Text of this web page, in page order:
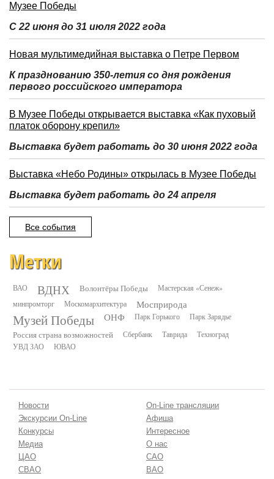
Музее Победы
С 22 июня до 31 июля 2022 года
Новая мультимедийная выставка о Петре Первом
К празднованию 350-летия со дня рождения
первого российского императора
В Музее Победы открывается выставка «Как пуховый
платок оборону крепил»
Выставка будет работать до 30 июня 2022 года
Выставка «Небо Родины» открылась в Музее Победы
Выставка будет работать до 24 апреля
Все события
Метки
ВАО ВДНХ Волонтёры Победы
Мастерская «Сенеж»
минпромторг
Москомархитектура Мосприрода
Музей Победы ОНФ Парк Горького Парк Зарядье
Россия страна возможностей Сбербанк Таврида
Техноград
УВД ЗАО
ЮВАО
Новости
On-Line трансляции
Экскурсии On-Line
Афиша
Конкурсы
Интересное
Медиа
О нас
ЦАО
САО
СВАО
ВАО